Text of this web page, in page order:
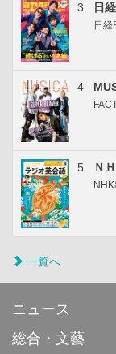
3 日
日経
4
5 Ｎ
一覧へ
ニュース
総合・文藝